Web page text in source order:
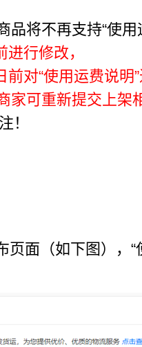
将不再支持“使用
行修改，
对“使用运费说明”
家可重新提交上架
！
面（如下图），